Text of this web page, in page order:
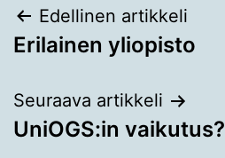
Artikkelien
selaus
Edellinen artikkeli
Erilainen yliopisto
Seuraava artikkeli
UniOGS:in vaikutus?